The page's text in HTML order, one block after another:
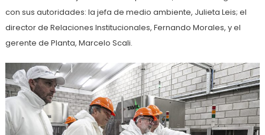
con sus autoridades: la jefa de medio ambiente, Julieta Leis; el
director de Relaciones Institucionales, Fernando Morales, y el
gerente de Planta, Marcelo Scali.